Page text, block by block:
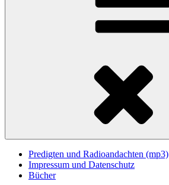
Predigten und Radioandachten (mp3)
Impressum und Datenschutz
Bücher